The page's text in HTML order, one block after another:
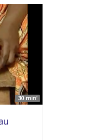
30 min'